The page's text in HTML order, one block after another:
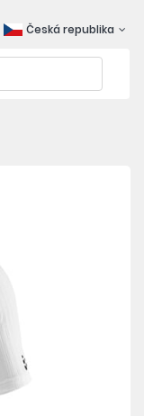
Česká republika